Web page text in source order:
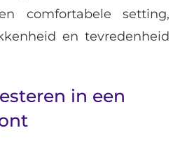
comfortabele setting,
en tevredenheid
in een